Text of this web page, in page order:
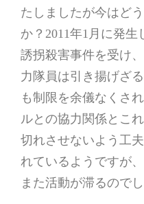
たしましたが今はど
か？2011年1月に発生
誘拐殺害事件を受け
力隊員は引き揚げざ
も制限を余儀なくさ
ルとの協力関係とこ
切れさせないよう工
れているようですが
また活動が滞るのでし